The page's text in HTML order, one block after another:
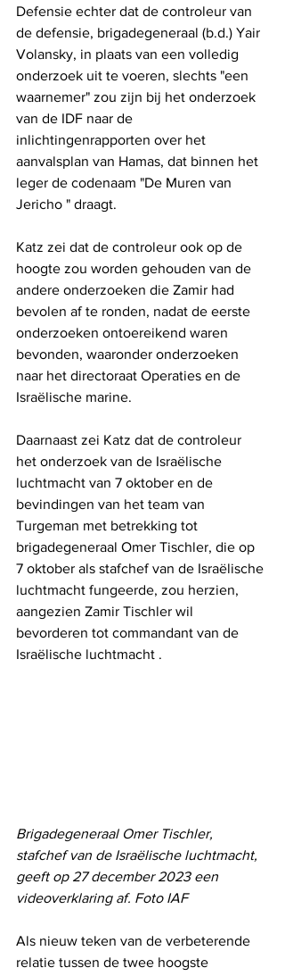
Defensie echter dat de controleur van
de defensie, brigadegeneraal (b.d.) Yair
Volansky, in plaats van een volledig
onderzoek uit te voeren, slechts "een
waarnemer" zou zijn bij het onderzoek
van de IDF naar de
inlichtingenrapporten over het
aanvalsplan van Hamas, dat binnen het
leger de codenaam "De Muren van
Jericho " draagt.
Katz zei dat de controleur ook op de
hoogte zou worden gehouden van de
andere onderzoeken die Zamir had
bevolen af ​​te ronden, nadat de eerste
onderzoeken ontoereikend waren
bevonden, waaronder onderzoeken
naar het directoraat Operaties en de
Israëlische marine.
Daarnaast zei Katz dat de controleur
het onderzoek van de Israëlische
luchtmacht van 7 oktober en de
bevindingen van het team van
Turgeman met betrekking tot
brigadegeneraal Omer Tischler, die op
7 oktober als stafchef van de Israëlische
luchtmacht fungeerde, zou herzien,
aangezien Zamir Tischler wil
bevorderen tot commandant van de
Israëlische luchtmacht .
Brigadegeneraal Omer Tischler,
stafchef van de Israëlische luchtmacht,
geeft op 27 december 2023 een
videoverklaring af. Foto IAF
Als nieuw teken van de verbeterende
relatie tussen de twee hoogste